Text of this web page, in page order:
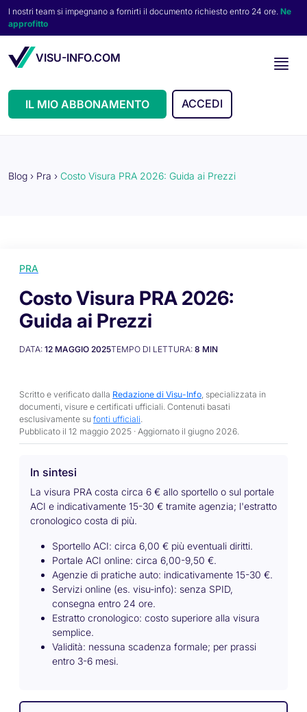
I nostri team si impegnano a fornirti il documento richiesto entro 24 ore. Ne
approfitto
VISU-INFO.COM
IL MIO ABBONAMENTO ACCEDI
Blog › Pra › Costo Visura PRA 2026: Guida ai Prezzi
PRA
Costo Visura PRA 2026:
Guida ai Prezzi
DATA: 12 MAGGIO 2025TEMPO DI LETTURA: 8 MIN
Scritto e verificato dalla Redazione di Visu-Info, specializzata in
documenti, visure e certificati ufficiali. Contenuti basati
esclusivamente su fonti ufficiali.
Pubblicato il 12 maggio 2025 · Aggiornato il giugno 2026.
In sintesi
La visura PRA costa circa 6 € allo sportello o sul portale
ACI e indicativamente 15-30 € tramite agenzia; l'estratto
cronologico costa di più.
Sportello ACI: circa 6,00 € più eventuali diritti.
Portale ACI online: circa 6,00-9,50 €.
Agenzie di pratiche auto: indicativamente 15-30 €.
Servizi online (es. visu-info): senza SPID,
consegna entro 24 ore.
Estratto cronologico: costo superiore alla visura
semplice.
Validità: nessuna scadenza formale; per prassi
entro 3-6 mesi.